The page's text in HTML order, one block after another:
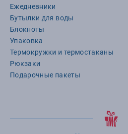
Ежедневники
Бутылки для воды
Блокноты
Упаковка
Термокружки и термостаканы
Рюкзаки
Подарочные пакеты